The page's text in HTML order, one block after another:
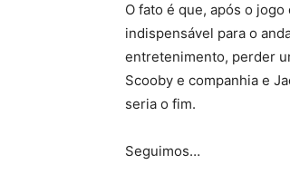
O fato é que, após o
indispensável para o
entretenimento, perder
Scooby e companhia e
seria o fim.
Seguimos…